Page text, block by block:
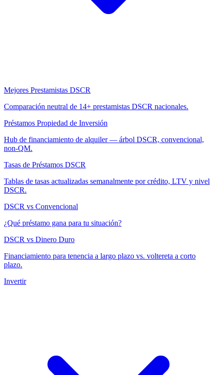
Mejores Prestamistas DSCR
Comparación neutral de 14+ prestamistas DSCR nacionales.
Préstamos Propiedad de Inversión
Hub de financiamiento de alquiler — árbol DSCR, convencional,
non-QM.
Tasas de Préstamos DSCR
Tablas de tasas actualizadas semanalmente por crédito, LTV y nivel
DSCR.
DSCR vs Convencional
¿Qué préstamo gana para tu situación?
DSCR vs Dinero Duro
Financiamiento para tenencia a largo plazo vs. voltereta a corto
plazo.
Invertir